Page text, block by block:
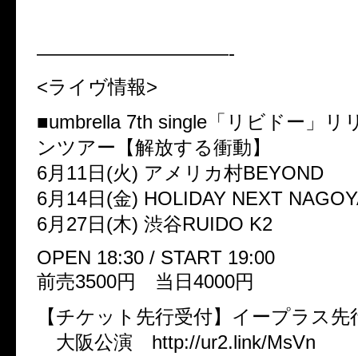
——————————-
<ライヴ情報>
■umbrella 7th single「リビドー」リ
ンツアー【解放する衝動】
6月11日(火) アメリカ村BEYOND
6月14日(金) HOLIDAY NEXT
6月27日(木) 渋谷RUIDO K2
OPEN 18:30 / START 19:00
前売3500円 当日4000円
【チケット先行受付】イープラス
大阪公演 http://ur2.link/MsVn